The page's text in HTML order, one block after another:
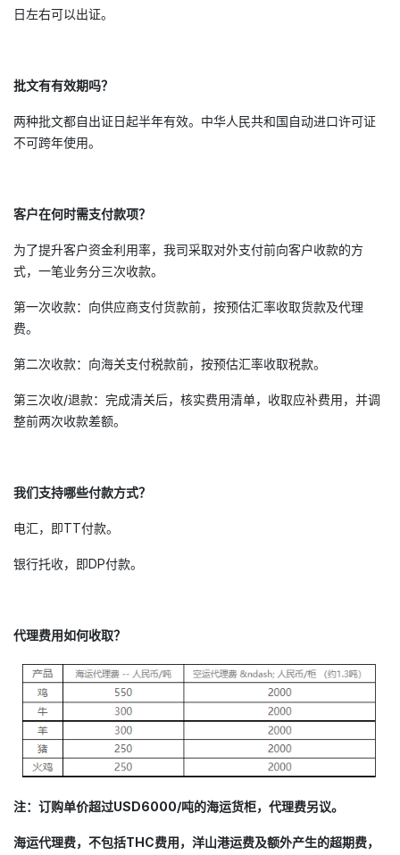
日左右可以出证。
批文有有效期吗？
两种批文都自出证日起半年有效。中华人民共和国自动进口许可证
不可跨年使用。
客户在何时需支付款项？
为了提升客户资金利用率，我司采取对外支付前向客户收款的方
式，一笔业务分三次收款。
第一次收款：向供应商支付货款前，按预估汇率收取货款及代理
费。
第二次收款：向海关支付税款前，按预估汇率收取税款。
第三次收/退款：完成清关后，核实费用清单，收取应补费用，并调
整前两次收款差额。
我们支持哪些付款方式？
电汇，即TT付款。
银行托收，即DP付款。
代理费用如何收取？
注：订购单价超过USD6000/吨的海运货柜，代理费另议。
海运代理费，不包括THC费用，洋山港运费及额外产生的超期费，